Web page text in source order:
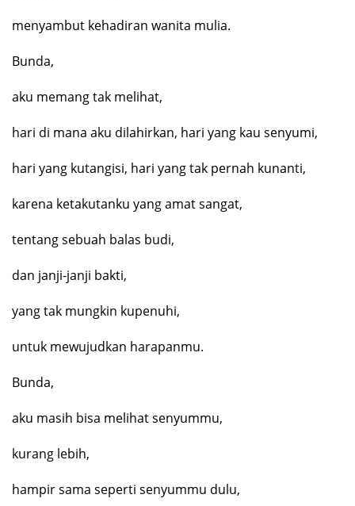
menyambut kehadiran wanita mulia.
Bunda,
aku memang tak melihat,
hari di mana aku dilahirkan, hari yang kau senyumi,
hari yang kutangisi, hari yang tak pernah kunanti,
karena ketakutanku yang amat sangat,
tentang sebuah balas budi,
dan janji-janji bakti,
yang tak mungkin kupenuhi,
untuk mewujudkan harapanmu.
Bunda,
aku masih bisa melihat senyummu,
kurang lebih,
hampir sama seperti senyummu dulu,